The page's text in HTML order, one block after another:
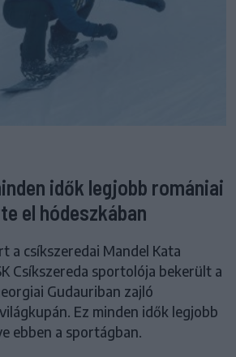
idők legjobb romániai
el hódeszkában
a csíkszeredai Mandel Kata
Csíkszereda sportolója bekerült a
Gudauriban zajló
Ez minden idők legjobb
ebben a sportágban.